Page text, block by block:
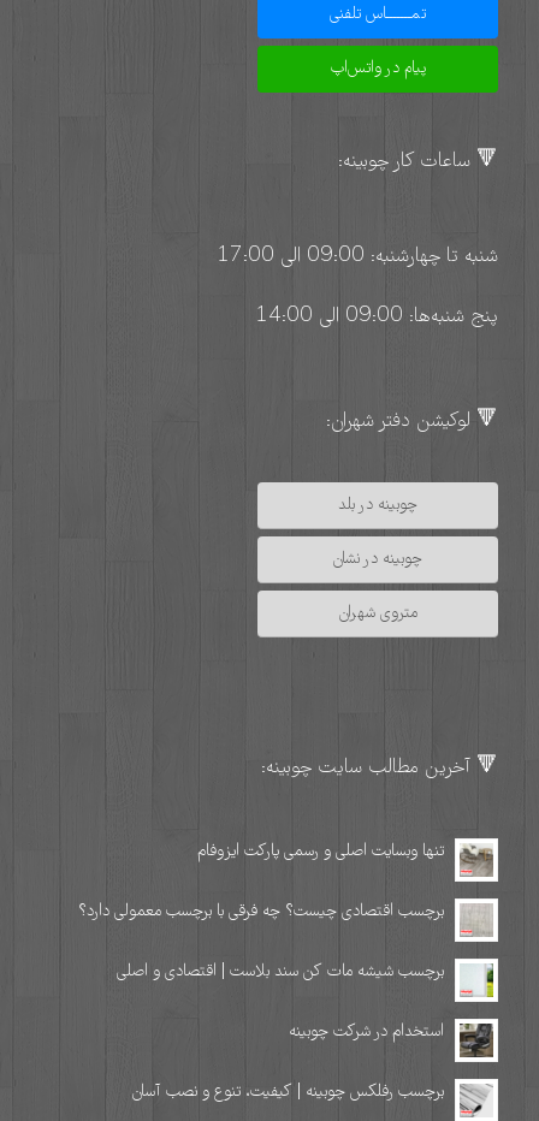
تمـــــــاس تلفنی
پیام در واتس‌اپ
🔻 ساعات کار چوبینه:
شنبه تا چهارشنبه: 09:00 الی 17:00
پنج شنبه‌ها: 09:00 الی 14:00
🔻 لوکیشن دفتر شهران:
چوبینه در بلد
چوبینه در نشان
متروی شهران
🔻 آخرین مطالب سایت چوبینه:
تنها وبسایت اصلی و رسمی پارکت ایزوفام
برچسب اقتصادی چیست؟ چه فرقی با برچسب معمولی دارد؟
برچسب شیشه مات کن سند بلاست | اقتصادی و اصلی
استخدام در شرکت چوبینه
برچسب رفلکس چوبینه | کیفیت، تنوع و نصب آسان